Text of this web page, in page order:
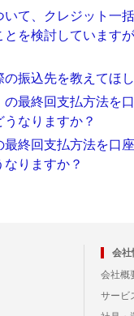
て、クレジット一
を検討しています
振込先を教えてほ
最終回支払方法を
なりますか？
終回支払方法を口
りますか？
会社
会社概
サービ